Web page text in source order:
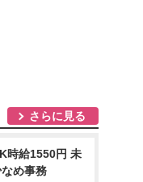
さらに見る
時給1550円 未
め事務